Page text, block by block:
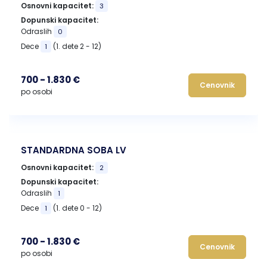
Osnovni kapacitet: 3
Dopunski kapacitet:
Odraslih
0
Dece 1 (1. dete 2 - 12)
700 - 1.830 €
po osobi
Cenovnik
STANDARDNA SOBA LV
Osnovni kapacitet: 2
Dopunski kapacitet:
Odraslih
1
Dece 1 (1. dete 0 - 12)
700 - 1.830 €
po osobi
Cenovnik